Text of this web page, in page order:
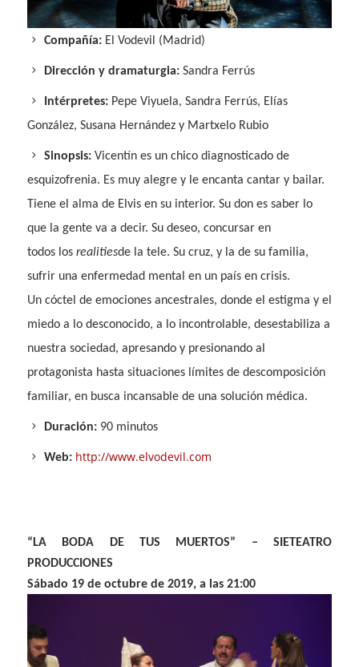
Compañía: El Vodevil (Madrid)
Dirección y dramaturgia: Sandra Ferrús
Intérpretes: Pepe Viyuela, Sandra Ferrús, Elías
González, Susana Hernández y Martxelo Rubio
Sinopsis: Vicentín es un chico diagnosticado de
esquizofrenia. Es muy alegre y le encanta cantar y bailar.
Tiene el alma de Elvis en su interior. Su don es saber lo
que la gente va a decir. Su deseo, concursar en
todos los realitiesde la tele. Su cruz, y la de su familia,
sufrir una enfermedad mental en un país en crisis.
Un cóctel de emociones ancestrales, donde el estigma y el
miedo a lo desconocido, a lo incontrolable, desestabiliza a
nuestra sociedad, apresando y presionando al
protagonista hasta situaciones límites de descomposición
familiar, en busca incansable de una solución médica.
Duración: 90 minutos
Web: http://www.elvodevil.com
“LA BODA DE TUS MUERTOS” –SIETEATRO
PRODUCCIONES
Sábado 19 de octubre de 2019, a las 21:00